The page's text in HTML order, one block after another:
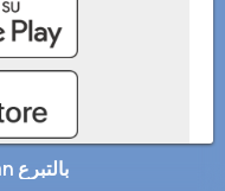
دعم DinDonDan بالتبرع